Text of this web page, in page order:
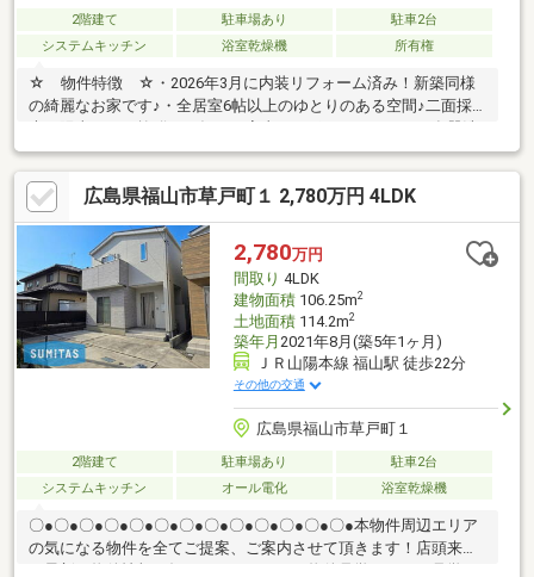
2階建て 駐車場あり
駐車2台
システムキッチン
浴室乾燥機 所有権
☆ 物件特徴 ☆・2026年3月に内装リフォーム済み！新築同様
の綺麗なお家です♪・全居室6帖以上のゆとりのある空間♪二面採
乾燥機付き！・水回りもまとまっており、家事動線も良好◎・豊
富な収納スペースでお部屋の中もスッキリと保つことができます
♪☆ 周辺環境 ☆・ジョイフル東尾道店まで徒歩1分！そのほか
にも飲食店が充実しています◎・ファミリーマート尾道高須町店
まで徒歩3分！コンビニも近くにあります♪・福山市立遺芳丘小学
校まで徒歩26分、福山市立松永中学校まで徒歩21分の距離！
広島県福山市草戸町１ 2,780万円 4LDK
2,780万円
間取り 4LDK
建物面積106.25m2
土地面積114.2m2
築年月 2021年8月(築5年1ヶ月)
ＪＲ山陽本線 福山駅 徒歩22分
その他の交通
広島県福山市草戸町１
2階建て 駐車場あり
駐車2台
システムキッチン
オール電化 浴室乾燥機
〇●〇●〇●〇●〇●〇●〇●〇●〇●〇●〇●〇●〇●本物件周辺エリア
の気になる物件を全てご提案、ご案内させて頂きます！店頭来店